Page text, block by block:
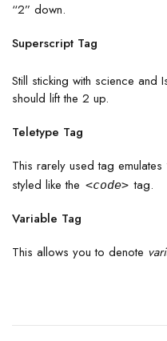
“2” down.
Superscript Tag
Still sticking with science and
should lift the 2 up.
Teletype Tag
This rarely used tag emulates
styled like the <code> tag.
Variable Tag
This allows you to denote